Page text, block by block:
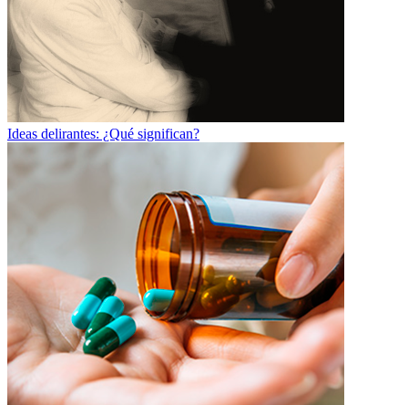
Ideas delirantes: ¿Qué significan?